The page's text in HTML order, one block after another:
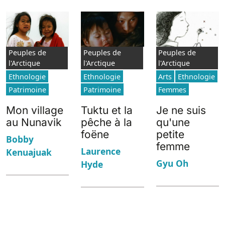
Peuples de
l'Arctique
Ethnologie
Patrimoine
Mon village
au Nunavik
Bobby
Kenuajuak
Peuples de
l'Arctique
Ethnologie
Patrimoine
Tuktu et la
pêche à la
foëne
Laurence
Hyde
Peuples de
l'Arctique
Arts
Ethnologie
Femmes
Je ne suis
qu'une
petite
femme
Gyu Oh